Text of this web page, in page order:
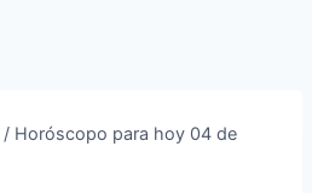
/ Horóscopo para hoy 04 de